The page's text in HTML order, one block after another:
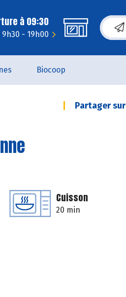
à 09:30
- 19h00
Biocoop
Partager sur
Cuisson
20 min